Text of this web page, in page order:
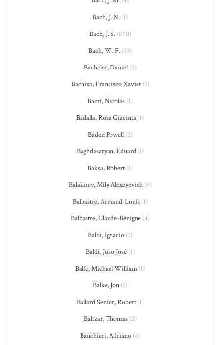
Bach, J. N. (1)
Bach, J. S.(870)
Bach, W. F. (33)
Bacheler, Daniel(2)
Bachixa, Francisco Xavier(1)
Bacri, Nicolas (1)
Badalla, Rosa Giacinta (1)
Baden Powell(2)
Baghdasaryan, Eduard(1)
Baksa, Robert (1)
Balakirev, Mily Alexeyevich(6)
Balbastre, Armand-Louis(1)
Balbastre, Claude-Bénigne(4)
Balbi, Ignacio (1)
Baldi, João José(1)
Balfe, Michael William (1)
Balke, Jon (1)
Ballard Senior, Robert(1)
Baltzar, Thomas(2)
Banchieri, Adriano (4)